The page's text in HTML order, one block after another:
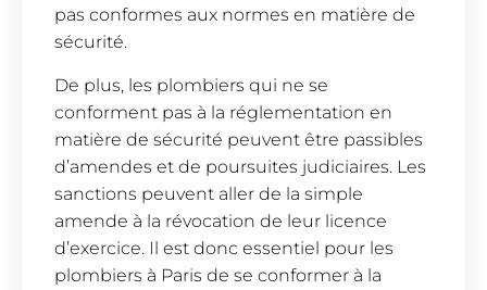
pas conformes aux normes en matière de
sécurité.
De plus, les plombiers qui ne se
conforment pas à la réglementation en
matière de sécurité peuvent être passibles
d’amendes et de poursuites judiciaires. Les
sanctions peuvent aller de la simple
amende à la révocation de leur licence
d’exercice. Il est donc essentiel pour les
plombiers à Paris de se conformer à la